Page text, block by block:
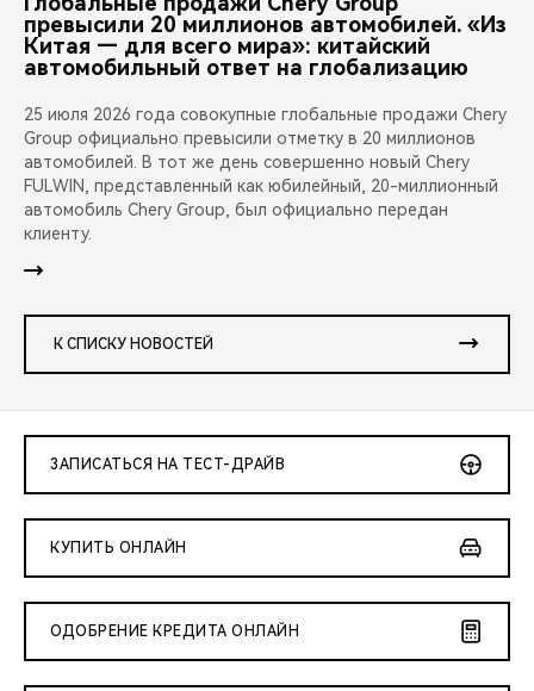
превысили 20 миллионов автомобилей. «Из
Китая — для всего мира»: китайский
автомобильный ответ на глобализацию
25 июля 2026 года совокупные глобальные продажи Chery
Group официально превысили отметку в 20 миллионов
автомобилей. В тот же день совершенно новый Chery
FULWIN, представленный как юбилейный, 20-миллионный
автомобиль Chery Group, был официально передан
клиенту.
К СПИСКУ НОВОСТЕЙ
ЗАПИСАТЬСЯ НА ТЕСТ-ДРАЙВ
КУПИТЬ ОНЛАЙН
ОДОБРЕНИЕ КРЕДИТА ОНЛАЙН